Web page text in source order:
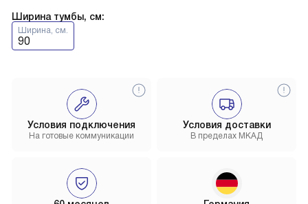
Ширина тумбы, см:
Ширина, см.
90
Условия доставки
В пределах МКАД
Условия подключения
На готовые коммуникации